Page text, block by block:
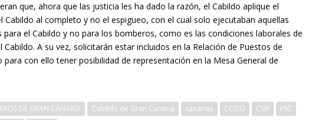
que, ahora que las justicia les ha dado la razón, el Cabildo aplique el
Cabildo al completo y no el espigueo, con el cual solo ejecutaban aquellas
para el Cabildo y no para los bomberos, como es las condiciones laborales de
A su vez, solicitarán estar incluidos en la Relación de Puestos de
para con ello tener posibilidad de representación en la Mesa General de
DE GRAN CANARIA Cabildo de Gran Canaria canarias CCOO CSIF
FSC